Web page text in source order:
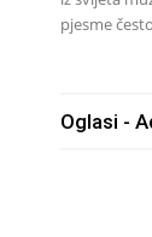
pjesme
Oglasi -